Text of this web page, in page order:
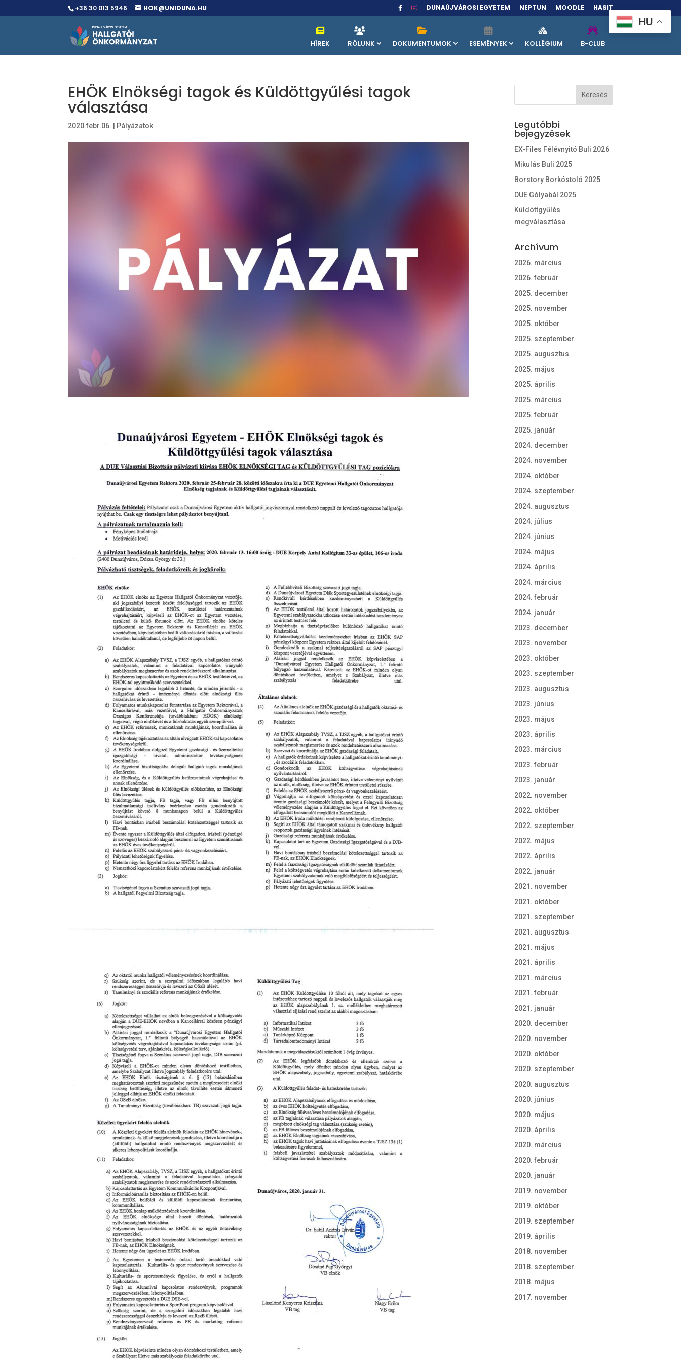
+36 30 013 5946 HOK@UNIDUNA.HU DUNAÚJVÁROSI EGYETEM NEPTUN MOODLE HASIT
HÍREK RÓLUNK DOKUMENTUMOK ESEMÉNYEK KOLLÉGIUM B-CLUB
EHÖK Elnökségi tagok és Küldöttgyűlési tagok
választása
2020.febr.06. Pályázatok Legutóbbi
bejegyzések
EX-Files Félévnyitó Buli 2026
Mikulás Buli 2025
Borstory Borkóstoló 2025
DUE Gólyabál 2025
Küldöttgyűlés
megválasztása
Archívum
2026. március
2026. február
2025. december
2025. november
2025. október
2025. szeptember
2025. augusztus
2025. május
2025. április
2025. március
2025. február
2025. január
2024. december
2024. november
2024. október
2024. szeptember
2024. augusztus
2024. július
2024. június
2024. május
2024. április
2024. március
2024. február
2024. január
2023. december
2023. november
2023. október
2023. szeptember
2023. augusztus
2023. június
2023. május
2023. április
2023. március
2023. február
2023. január
2022. november
2022. október
2022. szeptember
2022. május
2022. április
2022. január
2021. november
2021. október
2021. szeptember
2021. augusztus
2021. május
2021. április
2021. március
2021. február
2021. január
2020. december
2020. november
2020. október
2020. szeptember
2020. augusztus
2020. június
2020. május
2020. április
2020. március
2020. február
2020. január
2019. november
2019. október
2019. szeptember
2019. április
2018. november
2018. szeptember
2018. május
2017. november
HU